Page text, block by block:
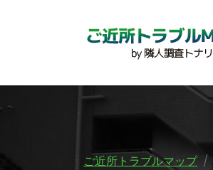
ご近所トラブルマップ